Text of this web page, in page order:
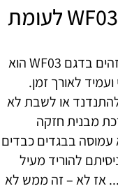
יתרונות בולטים של דגם WF03 לעומת
אחד היתרונות החזקים ביותר שאנחנו מזהים בדגם WF03 הוא
ועמיד לאורך זמן.
להתנדנד או לשבת לא
מבנית חזקה
בבגדים כבדים
להוריד מעיל
אז לא – זה ממש לא